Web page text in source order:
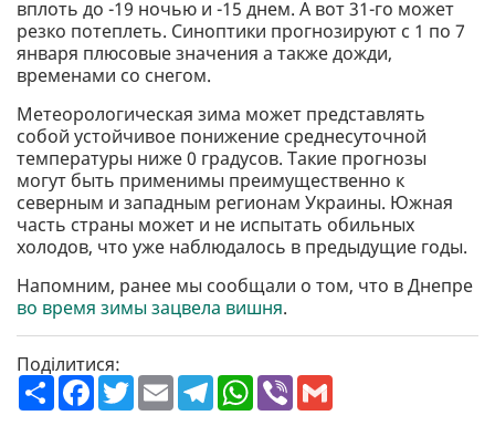
вплоть до -19 ночью и -15 днем. А вот 31-го может
резко потеплеть. Синоптики прогнозируют с 1 по 7
января плюсовые значения а также дожди,
временами со снегом.
Метеорологическая зима может представлять
собой устойчивое понижение среднесуточной
температуры ниже 0 градусов. Такие прогнозы
могут быть применимы преимущественно к
северным и западным регионам Украины. Южная
часть страны может и не испытать обильных
холодов, что уже наблюдалось в предыдущие годы.
Напомним, ранее мы сообщали о том, что в Днепре
во время зимы зацвела вишня.
Поділитися:
П
о
F
a
T
w
E
m
T
e
W
h
V